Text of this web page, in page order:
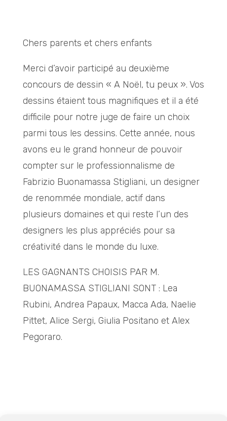
Chers parents et chers enfants
Merci d’avoir participé au deuxième
concours de dessin « A Noël, tu peux ». Vos
dessins étaient tous magnifiques et il a été
difficile pour notre juge de faire un choix
parmi tous les dessins. Cette année, nous
avons eu le grand honneur de pouvoir
compter sur le professionnalisme de
Fabrizio Buonamassa Stigliani, un designer
de renommée mondiale, actif dans
plusieurs domaines et qui reste l’un des
designers les plus appréciés pour sa
créativité dans le monde du luxe.
LES GAGNANTS CHOISIS PAR M.
BUONAMASSA STIGLIANI SONT : Lea
Rubini, Andrea Papaux, Macca Ada, Naelie
Pittet, Alice Sergi, Giulia Positano et Alex
Pegoraro.